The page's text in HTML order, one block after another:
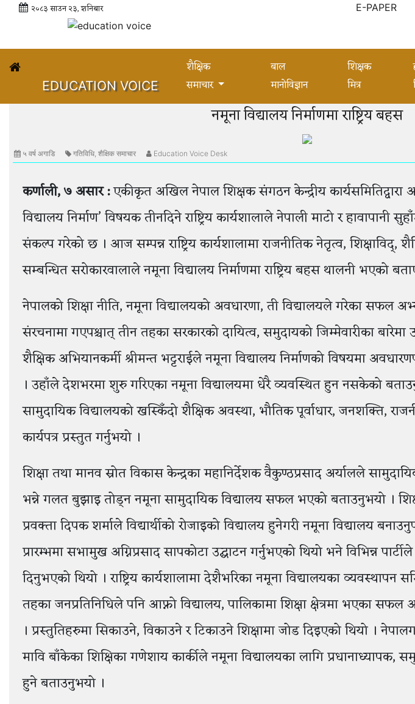
२०८३ साउन २३, शनिबार E-PAPER
EDUCATION VOICE
शैक्षिक
समाचार
बाल
मानोविज्ञान
शिक्षक
मित्र
नमूना विद्यालय निर्माणमा राष्ट्रिय बहस
५ वर्ष अगाडि गतिविधि, शैक्षिक समाचार Education Voice Desk
कर्णाली,७असार:एकीकृत अखिल नेपाल शिक्षक संगठन केन्द्रीय
विद्यालय निर्माण’ विषयक तीनदिने राष्ट्रिय कार्यशालाले नेपाली माटो र हावापानी
संकल्प गरेको छ । आज सम्पन्न राष्ट्रिय कार्यशालामा राजनीतिक नेतृत्व, शिक्षाविद्,
सम्बन्धित सरोकारवालाले नमूना विद्यालय निर्माणमा राष्ट्रिय बहस थालनी भएको
नेपालको शिक्षा नीति, नमूना विद्यालयको अवधारणा, ती विद्यालयले गरेका सफल
संरचनामा गएपश्चात् तीन तहका सरकारको दायित्व, समुदायको जिम्मेवारीका
शैक्षिक अभियानकर्मी श्रीमन्त भट्टराईले नमूना विद्यालय निर्माणको विषयमा
। उहाँले देशभरमा शुरु गरिएका नमूना विद्यालयमा धेरै व्यवस्थित हुन नसकेको
सामुदायिक विद्यालयको खस्किँदो शैक्षिक अवस्था, भौतिक पूर्वाधार, जनशक्ति,
कार्यपत्र प्रस्तुत गर्नुभयो ।
शिक्षा तथा मानव स्रोत विकास केन्द्रका महानिर्देशक वैकुण्ठप्रसाद अर्यालले
भन्ने गलत बुझाइ तोड्न नमूना सामुदायिक विद्यालय सफल भएको बताउनुभयो ।
प्रवक्ता दिपक शर्माले विद्यार्थीको रोजाइको विद्यालय हुनेगरी नमूना विद्यालय
प्रारम्भमा सभामुख अग्निप्रसाद सापकोटा उद्घाटन गर्नुभएको थियो भने विभिन्न
दिनुभएको थियो । राष्ट्रिय कार्यशालामा देशैभरिका नमूना विद्यालयका व्यवस्थापन
तहका जनप्रतिनिधिले पनि आफ्नो विद्यालय, पालिकामा शिक्षा क्षेत्रमा भएका सफल
। प्रस्तुतिहरुमा सिकाउने, विकाउने र टिकाउने शिक्षामा जोड दिइएको थियो ।
मावि बाँकेका शिक्षिका गणेशाय कार्कीले नमूना विद्यालयका लागि प्रधानाध्यापक,
हुने बताउनुभयो ।